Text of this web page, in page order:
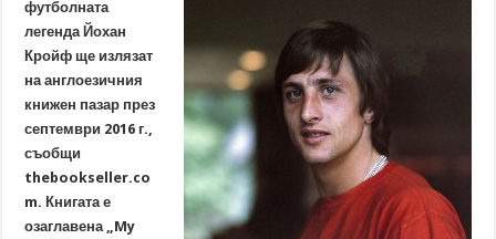
футболната
легенда Йохан
Кройф ще излязат
на англоезичния
книжен пазар през
септември 2016 г.,
съобщи
thebookseller.co
m. Книгата е
озаглавена „My